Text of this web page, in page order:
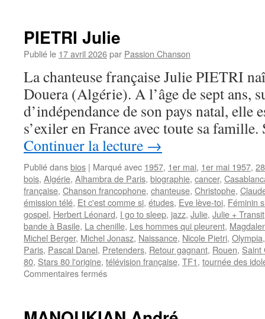
PIETRI Julie
Publié le 17 avril 2026par Passion Chanson
La chanteuse française Julie PIETRI
Douera (Algérie). A l’âge de sept ans,
d’indépendance de son pays natal, elle
s’exiler en France avec toute sa
Continuer la lecture →
Publié dansbios | Marqué avec 1957, 1er mai, 1er mai 1957,
bois, Algérie, Alhambra de Paris, biographie, cancer,
française, Chanson francophone, chanteuse, Christophe,
émission télé, Et c'est comme si, études, Eve lève-toi, Féminin
gospel, Herbert Léonard, I go to sleep, jazz, Julie, Julie + Transit
bande à Basile, La chenille, Les hommes qui pleurent,
Michel Berger, Michel Jonasz, Naissance, Nicole Pietri, Olympia
Paris, Pascal Danel, Pretenders, Retour gagnant, Rouen, Saint
80, Stars 80 l'origine, télévision française, TF1, tournée des
Commentaires ferméssur